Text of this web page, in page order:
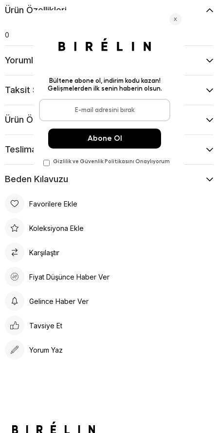
Ürün Özellikleri
0
Yorumlar
Taksit Seçenekleri
Ürün Önerileri
Teslimat Ve İade Koşulları
Beden Kılavuzu
Favorilere Ekle
Koleksiyona Ekle
Karşılaştır
Fiyat Düşünce Haber Ver
Gelince Haber Ver
Tavsiye Et
Yorum Yaz